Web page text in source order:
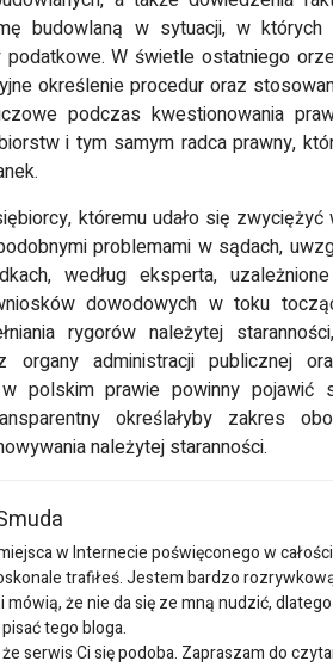
budowlaną w sytuacji, w
W świetle ostatniego
określenie procedur oraz
podczas kwestionowania
i tym samym radca prawny,
któremu udało się
problemami w sądach,
według eksperta,
dowodowych w toku
rygorów należytej
organy administracji publicznej
polskim prawie powinny pojawić
określałyby zakres
należytej staranności.
w Internecie poświęconego w całości
trafiłeś. Jestem bardzo
mówią, że nie da się ze mną nudzić, dlatego
tego bloga.
serwis Ci się podoba. Zapraszam do